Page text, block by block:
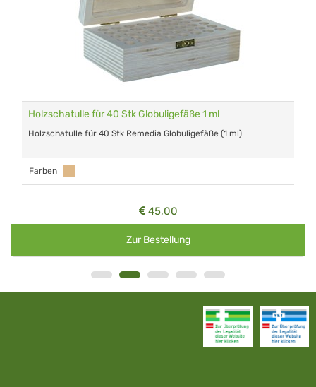
Holzschatulle für 40 Stk Globuligefäße 1 ml
Holzschatulle für 40 Stk Remedia Globuligefäße (1 ml)
Farben
45,00
Zur Bestellung